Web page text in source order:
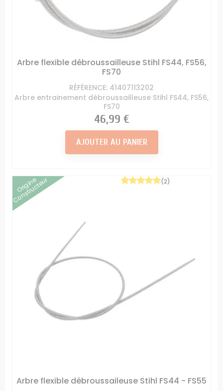
Arbre flexible débroussailleuse Stihl FS44, FS56,
FS70
RÉFÉRENCE: 41407113202
Arbre entrainement débroussailleuse Stihl FS44, FS56,
FS70
Prix
46,99 €
AJOUTER AU PANIER
Origine
Constructeur
Arbre flexible débroussaileuse Stihl FS44 - FS55
(2)